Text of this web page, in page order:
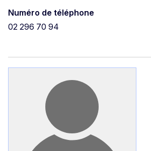
Numéro de téléphone
02 296 70 94